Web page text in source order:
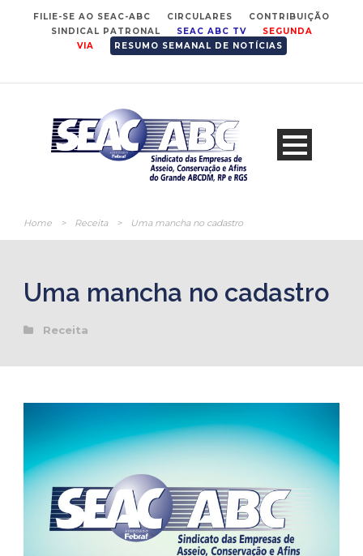
FILIE-SE AO SEAC-ABC CIRCULARES
CONTRIBUIÇÃO
SINDICAL PATRONAL
SEAC ABC TV
SEGUNDA
VIA
RESUMO SEMANAL DE NOTÍCIAS
Home > Receita > Uma mancha no cadastro
Uma mancha no cadastro
Receita